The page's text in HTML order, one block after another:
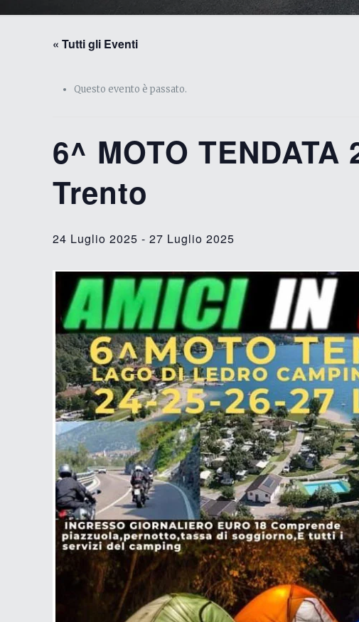
« Tutti gli Eventi
Questo evento è passato.
6^ MOTO
Trento
24 Luglio 2025 -27 Luglio 2025